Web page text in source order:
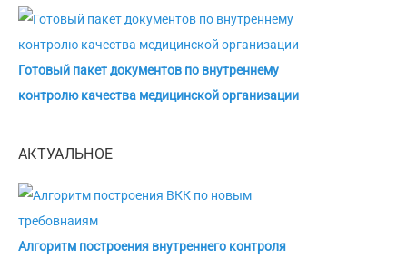
Готовый пакет документов по внутреннему
контролю качества медицинской организации
АКТУАЛЬНОЕ
Алгоритм построения внутреннего контроля